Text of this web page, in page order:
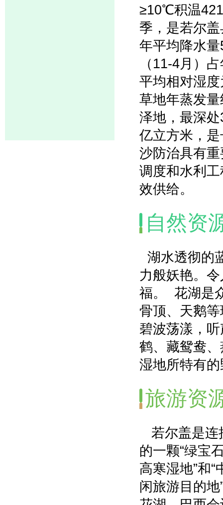
≥10℃积温
季，是若尔
年平均降水
（11-4月）
平均相对湿
草地年蒸发
泽地，最深
亿立方米，
沙防治具有
调度和水利
效供给。
自然资
湖水透彻的
力般妖艳。
福。 花湖是
骨顶、天鹅
碧波荡漾，
鹤、藏鸳鸯
湿地所特有
旅游资
若尔盖是连
的一颗“绿宝
高寒湿地”和“
闲旅游目的